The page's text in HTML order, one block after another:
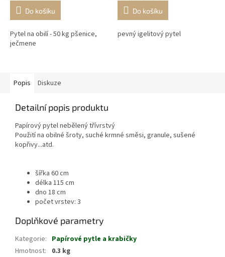
Do košíku
Pytel na obilí - 50 kg pšenice,
ječmene
Do košíku
pevný igelitový pytel
Popis Diskuze
Detailní popis produktu
Papírový pytel nebělený třívrstvý
Použití na obilné šroty, suché krmné směsi, granule, sušené
kopřivy...atd.
šířka 60 cm
délka 115 cm
dno 18 cm
počet vrstev: 3
Doplňkové parametry
Kategorie: Papírové pytle a krabičky
Hmotnost:
0.3 kg